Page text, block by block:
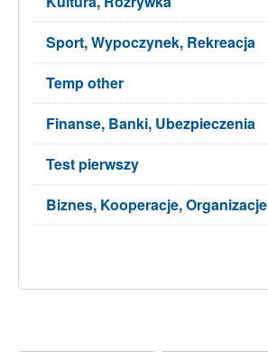
Sport, Wypoczynek, Rekreacja
Temp other
Finanse, Banki, Ubezpieczenia
Test pierwszy
Biznes, Kooperacje, Organizacje